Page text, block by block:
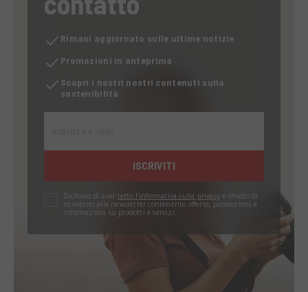
Rimani aggiornato sulle ultime notizie
Promozioni in anteprima
Scopri i nostri nostri contenuti sulla
sostenibilità
ISCRIVITI
Dichiaro di aver letto l’informativa sulla privacy e chiedo di
iscrivermi alla newsletter contenente offerte, promozioni e
informazioni su prodotti e servizi.